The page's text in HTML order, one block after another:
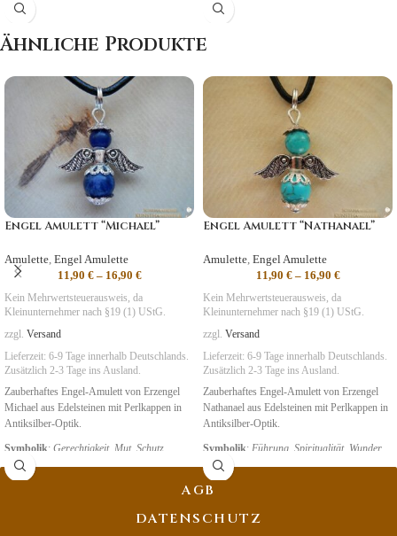
Symbolik Symbolik
Ähnliche Produkte
Engel Amulett “Michael”
Amulette, Engel Amulette
11,90 €– 16,90 €
Kein Mehrwertsteuerausweis, da
Kleinunternehmer nach §19 (1) UStG.
zzgl. Versand
Lieferzeit: 6-9 Tage innerhalb Deutschlands.
Zusätzlich 2-3 Tage ins Ausland.
Zauberhaftes Engel-Amulett von Erzengel
Michael aus Edelsteinen mit Perlkappen in
Antiksilber-Optik.
Symbolik: Gerechtigkeit, Mut, Schutz
Engel Amulett “Nathanael”
Amulette, Engel Amulette
11,90 €– 16,90 €
Kein Mehrwertsteuerausweis, da
Kleinunternehmer nach §19 (1) UStG.
zzgl. Versand
Lieferzeit: 6-9 Tage innerhalb Deutschlands.
Zusätzlich 2-3 Tage ins Ausland.
Zauberhaftes Engel-Amulett von Erzengel
Nathanael aus Edelsteinen mit Perlkappen in
Antiksilber-Optik.
Symbolik: Führung Spiritualität, Wunder
AGB
DATENSCHUTZ